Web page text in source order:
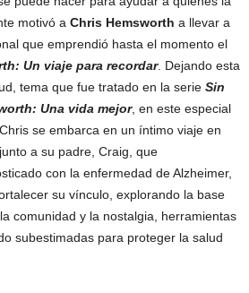
motivó a Chris Hemsworth a llevar a
que emprendió hasta el momento el
Un viaje para recordar. Dejando esta
tema que fue tratado en la serie Sin
Una vida mejor, en este especial
se embarca en un íntimo viaje en
a su padre, Craig, que
con la enfermedad de Alzheimer,
su vínculo, explorando la base
comunidad y la nostalgia, herramientas
subestimadas para proteger la salud